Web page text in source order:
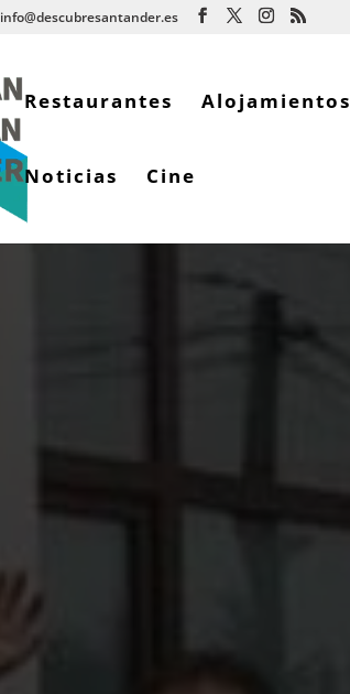
info@descubresantander.es
Restaurantes Alojamientos
Noticias Cine